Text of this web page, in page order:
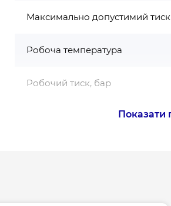
Максимально допустимий тиск
Робоча температура
Робочий тиск, бар
Показати